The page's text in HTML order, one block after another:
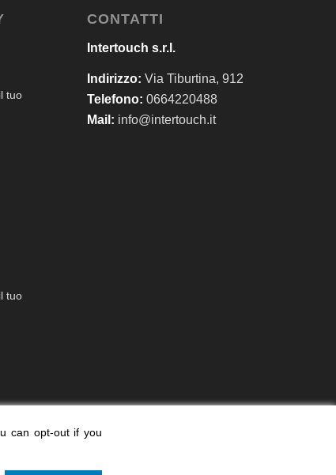
tuo
tuo
CONTATTI
Intertouch s.r.l.
Indirizzo: Via Tiburtina, 912
Telefono: 0664220488
Mail: info@intertouch.it
can opt-out if you